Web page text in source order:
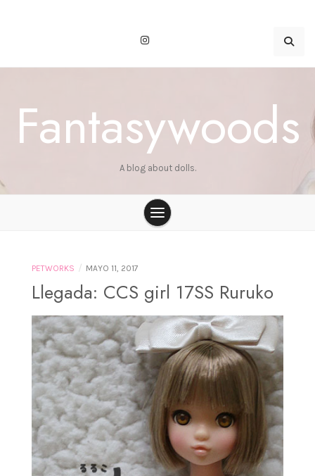
Fantasywoods
A blog about dolls.
PETWORKS / MAYO 11, 2017
Llegada: CCS girl 17SS Ruruko